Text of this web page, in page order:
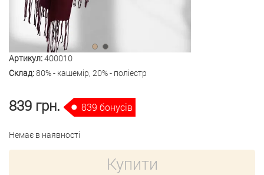
Артикул:400010
Склад:80% - кашемір, 20% - поліестр
839 грн. 839 бонусів
Немає в наявності
Купити